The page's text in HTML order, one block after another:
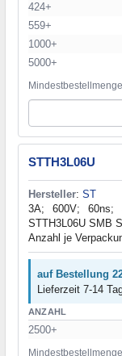
424+
559+
1000+
5000+
STTH3L06U
Hersteller: ST
3A; 600V; 60ns;
STTH3L06U SMB
Anzahl je
auf Bestellung
Lieferzeit 7-14
ANZAHL
2500+